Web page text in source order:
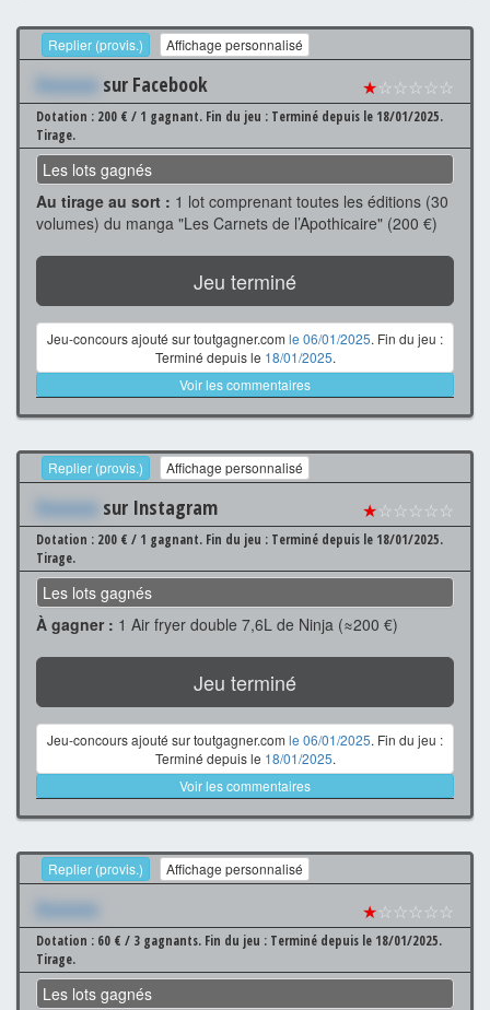
Replier (provis.) Affichage personnalisé
Xxxxxxx sur Facebook ★☆☆☆☆☆
Dotation : 200 € / 1 gagnant. Fin du jeu : Terminé depuis le 18/01/2025.
Tirage.
Les lots gagnés
Au tirage au sort : 1 lot comprenant toutes les éditions (30
volumes) du manga "Les Carnets de l’Apothicaire" (200 €)
Jeu terminé
Jeu-concours ajouté sur toutgagner.com le 06/01/2025. Fin du jeu :
Terminé depuis le 18/01/2025.
Voir les commentaires
Replier (provis.) Affichage personnalisé
Xxxxxxx sur Instagram ★☆☆☆☆☆
Dotation : 200 € / 1 gagnant. Fin du jeu : Terminé depuis le 18/01/2025.
Tirage.
Les lots gagnés
À gagner : 1 Air fryer double 7,6L de Ninja (≈200 €)
Jeu terminé
Jeu-concours ajouté sur toutgagner.com le 06/01/2025. Fin du jeu :
Terminé depuis le 18/01/2025.
Voir les commentaires
Replier (provis.) Affichage personnalisé
Xxxxxxx ★☆☆☆☆☆
Dotation : 60 € / 3 gagnants. Fin du jeu : Terminé depuis le 18/01/2025.
Tirage.
Les lots gagnés